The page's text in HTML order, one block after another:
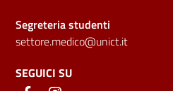
Segreteria studenti
settore.medico@unict.it
SEGUICI SU